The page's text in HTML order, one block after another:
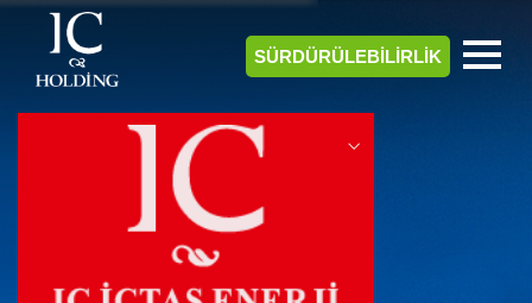
SÜRDÜRÜLEBİLİRLİK
ENERJİ